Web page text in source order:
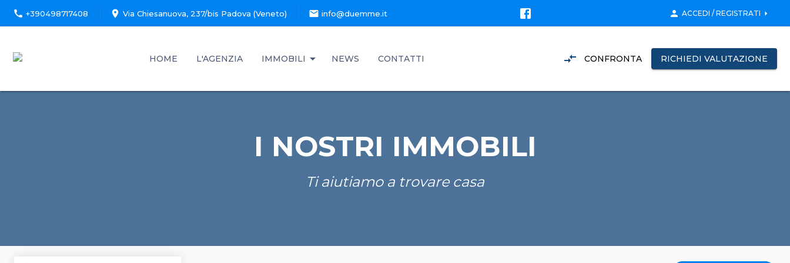
call +390498717408 location_on Via Chiesanuova, 237/bis Padova (Veneto) mail info@duemme.it person ACCEDI / REGISTRATI arrow_right
HOME L'AGENZIA IMMOBILI NEWS CONTATTI compare_arrows CONFRONTA RICHIEDI VALUTAZIONE
I NOSTRI IMMOBILI
Ti aiutiamo a trovare casa